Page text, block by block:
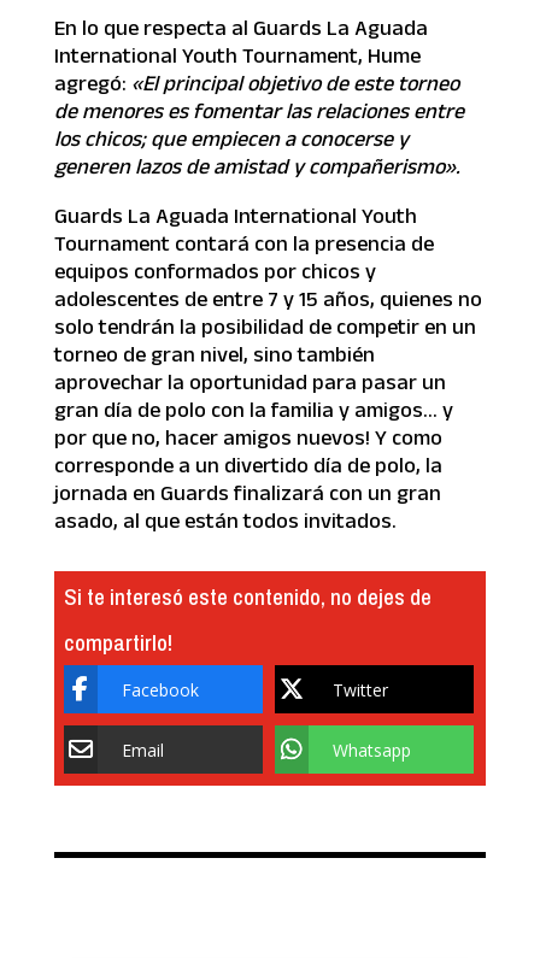
En lo que respecta al Guards La Aguada
International Youth Tournament, Hume
agregó: «El principal objetivo de este torneo
de menores es fomentar las relaciones entre
los chicos; que empiecen a conocerse y
generen lazos de amistad y compañerismo».
Guards La Aguada International Youth
Tournament contará con la presencia de
equipos conformados por chicos y
adolescentes de entre 7 y 15 años, quienes no
solo tendrán la posibilidad de competir en un
torneo de gran nivel, sino también
aprovechar la oportunidad para pasar un
gran día de polo con la familia y amigos… y
por que no, hacer amigos nuevos! Y como
corresponde a un divertido día de polo, la
jornada en Guards finalizará con un gran
asado, al que están todos invitados.
Si te interesó este contenido, no dejes de
compartirlo!
Facebook Twitter
Email Whatsapp